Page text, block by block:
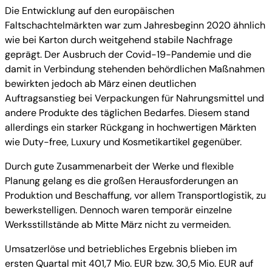
Die Entwicklung auf den europäischen
Faltschachtelmärkten war zum Jahresbeginn 2020 ähnlich
wie bei Karton durch weitgehend stabile Nachfrage
geprägt. Der Ausbruch der Covid-19-Pandemie und die
damit in Verbindung stehenden behördlichen Maßnahmen
bewirkten jedoch ab März einen deutlichen
Auftragsanstieg bei Verpackungen für Nahrungsmittel und
andere Produkte des täglichen Bedarfes. Diesem stand
allerdings ein starker Rückgang in hochwertigen Märkten
wie Duty-free, Luxury und Kosmetikartikel gegenüber.
Durch gute Zusammenarbeit der Werke und flexible
Planung gelang es die großen Herausforderungen an
Produktion und Beschaffung, vor allem Transportlogistik, zu
bewerkstelligen. Dennoch waren temporär einzelne
Werksstillstände ab Mitte März nicht zu vermeiden.
Umsatzerlöse und betriebliches Ergebnis blieben im
ersten Quartal mit 401,7 Mio. EUR bzw. 30,5 Mio. EUR auf